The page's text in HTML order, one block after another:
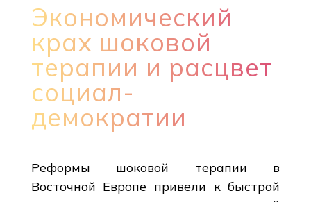
Экономический
крах шоковой
терапии и расцвет
социал-
демократии
Реформы шоковой терапии в
Восточной Европе привели к быстрой